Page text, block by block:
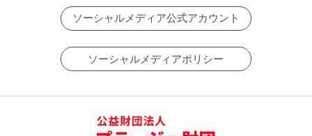
ソーシャルメディア公式アカウント
ソーシャルメディアポリシー